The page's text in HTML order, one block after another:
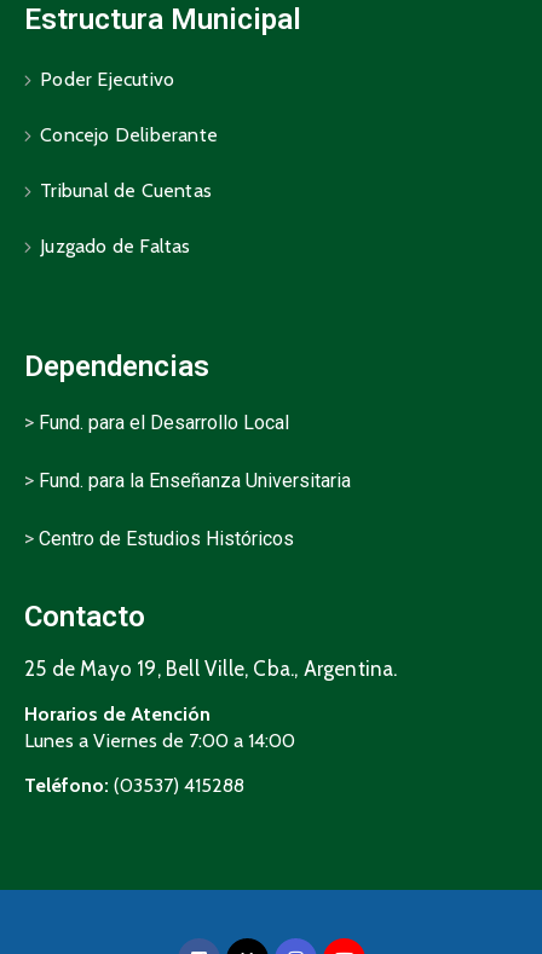
Estructura Municipal
Poder Ejecutivo
Concejo Deliberante
Tribunal de Cuentas
Juzgado de Faltas
Dependencias
> Fund. para el Desarrollo Local
> Fund. para la Enseñanza Universitaria
> Centro de Estudios Históricos
Contacto
25 de Mayo 19, Bell Ville, Cba., Argentina.
Horarios de Atención
Lunes a Viernes de 7:00 a 14:00
Teléfono: (03537) 415288